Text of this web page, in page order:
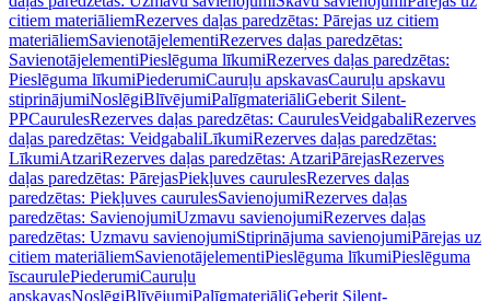
citiem materiāliemRezerves daļas paredzētas: Pārejas uz citiem
materiāliemSavienotājelementiRezerves daļas paredzētas:
SavienotājelementiPieslēguma līkumiRezerves daļas paredzētas:
Pieslēguma līkumiPiederumiCauruļu apskavasCauruļu apskavu
stiprinājumiNoslēgiBlīvējumiPalīgmateriāliGeberit Silent-
PPCaurulesRezerves daļas paredzētas: CaurulesVeidgabaliRezerves
daļas paredzētas: VeidgabaliLīkumiRezerves daļas paredzētas:
LīkumiAtzariRezerves daļas paredzētas: AtzariPārejasRezerves
daļas paredzētas: PārejasPiekļuves caurulesRezerves daļas
paredzētas: Piekļuves caurulesSavienojumiRezerves daļas
paredzētas: SavienojumiUzmavu savienojumiRezerves daļas
paredzētas: Uzmavu savienojumiStiprinājuma savienojumiPārejas uz
citiem materiāliemSavienotājelementiPieslēguma līkumiPieslēguma
īscaurulePiederumiCauruļu
apskavasNoslēgiBlīvējumiPalīgmateriāliGeberit Silent-